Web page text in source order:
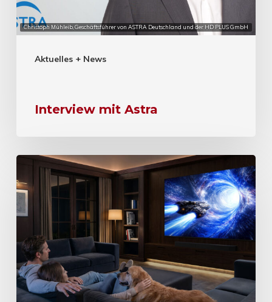
Christoph Mühleib, Geschäftsführer von ASTRA Deutschland und der HD PLUS GmbH
Aktuelles + News
Interview mit Astra